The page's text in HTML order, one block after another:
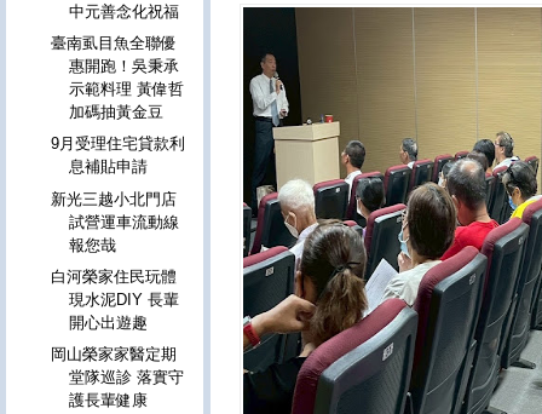
中元善念化祝福
臺南虱目魚全聯優
惠開跑！吳秉承
示範料理 黃偉哲
加碼抽黃金豆
9月受理住宅貸款利
息補貼申請
新光三越小北門店
試營運車流動線
報您哉
白河榮家住民玩體
現水泥DIY 長輩
開心出遊趣
岡山榮家家醫定期
堂隊巡診 落實守
護長輩健康